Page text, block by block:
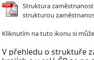
Struktura
strukturou
Kliknutím na tuto ikonu si
V přehledu o struktuře